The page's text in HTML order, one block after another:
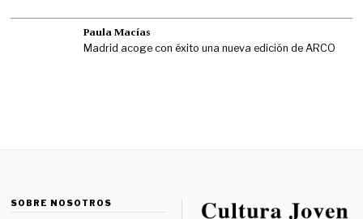
Paula Macías
Madrid acoge con éxito una nueva edición de ARCO
SOBRE NOSOTROS